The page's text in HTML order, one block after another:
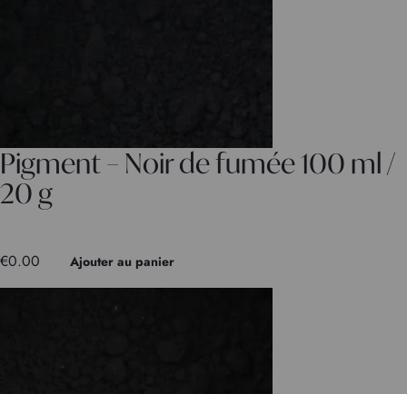
Pigment – Noir de fumée 100 ml /
20 g
€0.00 Ajouter au panier